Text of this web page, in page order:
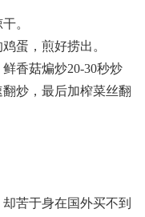
。
蛋，煎好捞出。
香菇煸炒20-30秒炒
炒，最后加榨菜丝翻
苦于身在国外买不到